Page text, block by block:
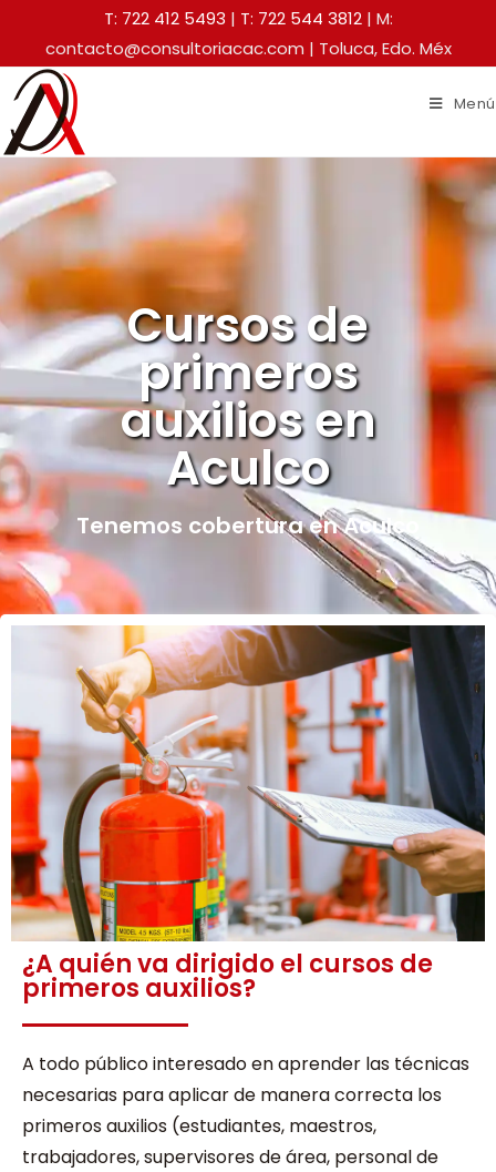
T: 722 412 5493 | T: 722 544 3812| M:
contacto@consultoriacac.com | Toluca, Edo. Méx
Menú
Cursos de
primeros
auxilios en
Aculco
Tenemos cobertura en Aculco
¿A quién va dirigido el cursos de
primeros auxilios?
A todo público interesado en aprender las técnicas
necesarias para aplicar de manera correcta los
primeros auxilios (estudiantes, maestros,
trabajadores, supervisores de área, personal de